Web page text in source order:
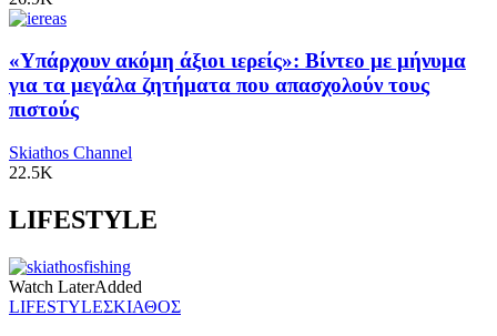
«Υπάρχουν ακόμη άξιοι ιερείς»: Βίντεο με μήνυμα
για τα μεγάλα ζητήματα που απασχολούν τους
πιστούς
Skiathos Channel
22.5K
LIFESTYLE
Watch LaterAdded
LIFESTYLEΣΚΙΑΘΟΣ